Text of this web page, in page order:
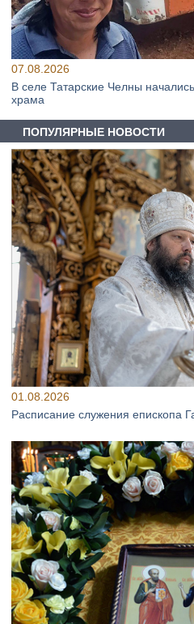
07.08.2026
В селе Татарские Челны
храма
ПОПУЛЯРНЫЕ НОВОСТИ
01.08.2026
Расписание служения епископа